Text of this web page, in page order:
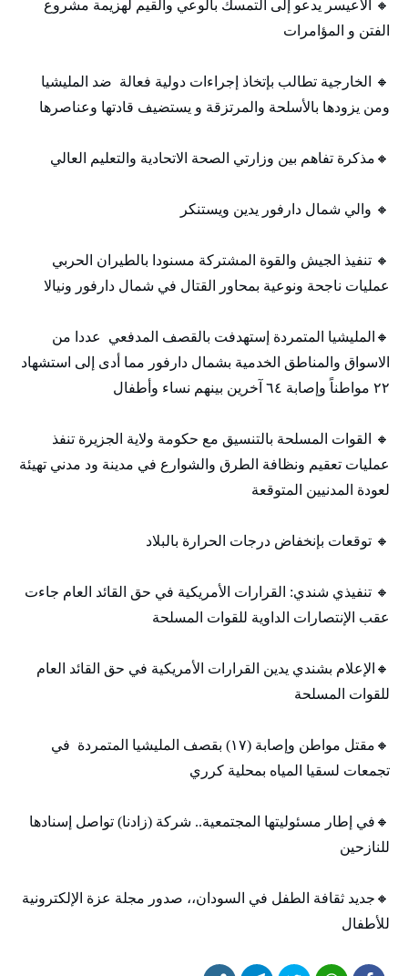
🔸 الاعيسر يدعو إلى التمسك بالوعي والقيم لهزيمة مشروع
الفتن و المؤامرات
🔸 الخارجية تطالب بإتخاذ إجراءات دولية فعالة ضد المليشيا
ومن يزودها بالأسلحة والمرتزقة و يستضيف قادتها وعناصرها
🔸مذكرة تفاهم بين وزارتي الصحة الاتحادية والتعليم العالي
🔸 والي شمال دارفور يدين ويستنكر
🔸 تنفيذ الجيش والقوة المشتركة مسنودا بالطيران الحربي
عمليات ناجحة ونوعية بمحاور القتال في شمال دارفور ونيالا
🔸المليشيا المتمردة إستهدفت بالقصف المدفعي عددا من
الاسواق والمناطق الخدمية بشمال دارفور مما أدى إلى استشهاد
٢٢ مواطناً وإصابة ٦٤ آخرين بينهم نساء وأطفال
🔸 القوات المسلحة بالتنسيق مع حكومة ولاية الجزيرة تنفذ
عمليات تعقيم ونظافة الطرق والشوارع في مدينة ود مدني تهيئة
لعودة المدنيين المتوقعة
🔸 توقعات بإنخفاض درجات الحرارة بالبلاد
🔸 تنفيذي شندي: القرارات الأمريكية في حق القائد العام جاءت
عقب الإنتصارات الداوية للقوات المسلحة
🔸الإعلام بشندي يدين القرارات الأمريكية في حق القائد العام
للقوات المسلحة
🔸مقتل مواطن وإصابة (١٧) بقصف المليشيا المتمردة في
تجمعات لسقيا المياه بمحلية كرري
🔸في إطار مسئوليتها المجتمعية.. شركة (زادنا) تواصل إسنادها
للنازحين
🔸جديد ثقافة الطفل في السودان،، صدور مجلة عزة الإلكترونية
للأطفال